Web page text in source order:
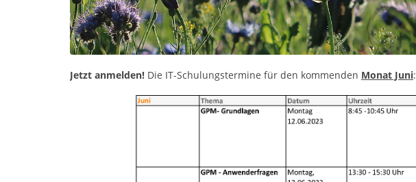
Jetzt anmelden! Die IT-Schulungstermine für den kommenden Monat Juni: